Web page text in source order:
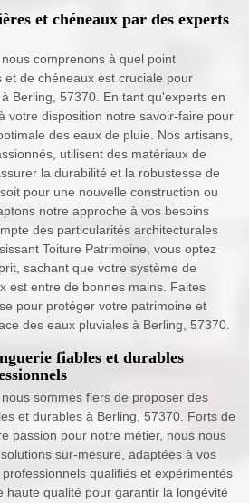
et chéneaux par des experts
comprenons à quel point
et de chéneaux est cruciale pour
Berling, 57370. En tant qu'experts en
votre disposition notre savoir-faire pour
des eaux de pluie. Nos artisans,
utilisent des matériaux de
la durabilité et la robustesse de
pour une nouvelle construction ou
notre approche à vos besoins
des particularités architecturales
Toiture Patrimoine, vous optez
sachant que votre système de
est entre de bonnes mains. Faites
pour protéger votre patrimoine et
des eaux pluviales à Berling, 57370.
fiables et durables
sommes fiers de proposer des
et durables à Berling, 57370. Forts de
passion pour notre métier, nous nous
sur-mesure, adaptées à vos
qualifiés et expérimentés
haute qualité pour garantir la longévité